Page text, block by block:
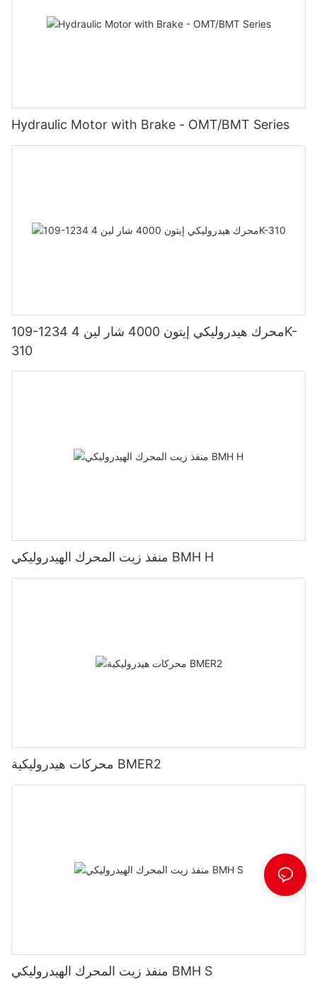
Hydraulic Motor with Brake - OMT/BMT Series
109-1234 محرك هيدروليكي إيتون 4000 شار لين 4K-
310
منفذ زيت المحرك الهيدروليكي BMH H
محركات هيدروليكية BMER2
منفذ زيت المحرك الهيدروليكي BMH S